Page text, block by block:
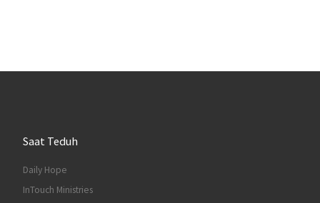
Saat Teduh
Daily Hope
InTouch Ministries